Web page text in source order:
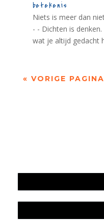
betekenis
Niets is meer dan
- - Dichten is
wat je altijd gedacht
« VORIGE PAGINA